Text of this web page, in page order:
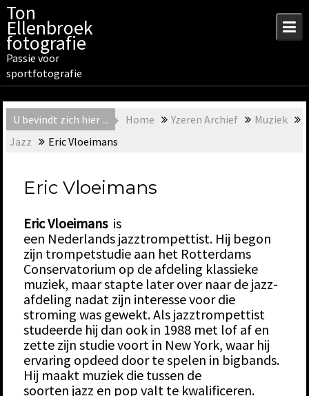
Skip
to
content
Ton
Ellenbroek
fotografie
Passie voor
sportfotografie
U bevindt zich hier ... Home Yzeren Archief
Muziek
Jazz
Eric Vloeimans
Eric Vloeimans
Eric Vloeimansis
een Nederlands jazztrompettist. Hij begon
zijn trompetstudie aan het Rotterdams
Conservatorium op de afdeling klassieke
muziek, maar stapte later over naar de jazz-
afdeling nadat zijn interesse voor die
stroming was gewekt. Als jazztrompettist
studeerde hij dan ook in 1988 met lof af en
zette zijn studie voort in New York, waar hij
ervaring opdeed door te spelen in bigbands.
Hij maakt muziek die tussen de
soorten jazz en pop valt te kwalificeren.